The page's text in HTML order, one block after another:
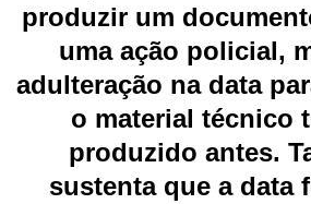
produzir um
uma ação policial,
adulteração na data
o material técnico
produzido antes.
sustenta que a data